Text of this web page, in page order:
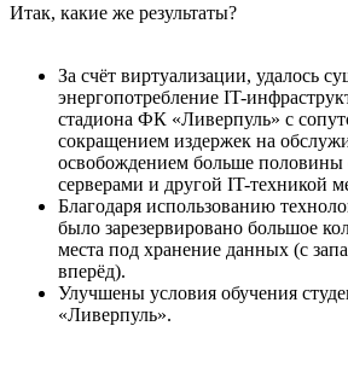
Итак, какие же результаты?
За счёт виртуализации, удалось
энергопотребление IT-
стадиона ФК «Ливерпуль» с
сокращением издержек на
освобождением больше половины
серверами и другой IT-техникой
Благодаря использованию
было зарезервировано большое
места под хранение данных (с
вперёд).
Улучшены условия обучения
«Ливерпуль».